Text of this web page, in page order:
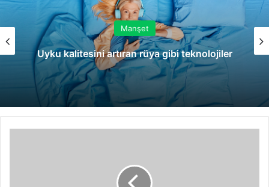
Manşet
Uyku kalitesini artıran rüya gibi teknolojiler